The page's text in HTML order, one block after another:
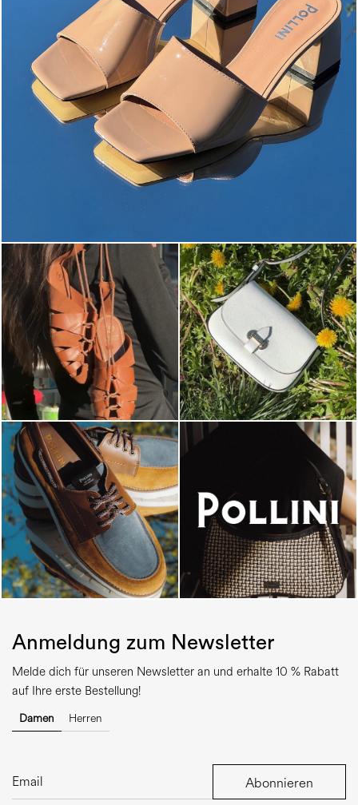
The most-wanted mules and sandals are now on sale. ...
Anmeldung zum Newsletter
Melde dich für unseren Newsletter an und erhalte 10 % Rabatt
auf Ihre erste Bestellung!
Damen Herren
Abonnieren